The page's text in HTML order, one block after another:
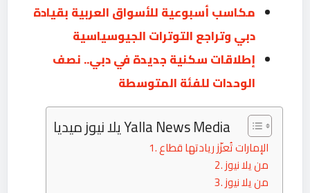
مكاسب أسبوعية للأسواق العربية بقيادة
دبي وتراجع التوترات الجيوسياسية
إطلاقات سكنية جديدة في دبي.. نصف
الوحدات للفئة المتوسطة
يلا نيوز ميديا Yalla News Media
الإمارات تُعزّز ريادتها قطاع
من يلا نيوز
من يلا نيوز